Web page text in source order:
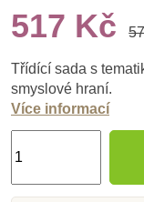
517 Kč
Třídící sada s
smyslové hraní.
Více informací